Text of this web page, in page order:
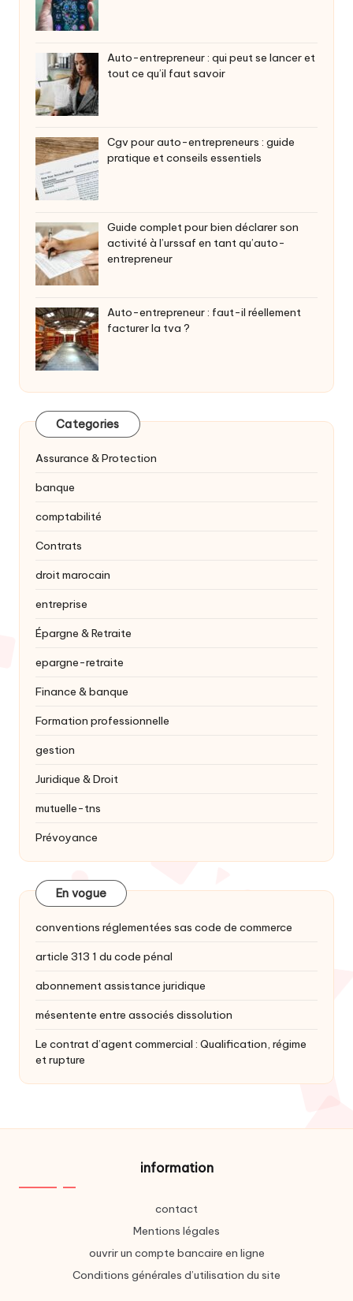
Auto-entrepreneur : qui peut se lancer et
tout ce qu’il faut savoir
Cgv pour auto-entrepreneurs : guide
pratique et conseils essentiels
Guide complet pour bien déclarer son
activité à l’urssaf en tant qu’auto-
entrepreneur
Auto-entrepreneur : faut-il réellement
facturer la tva ?
Categories
Assurance & Protection
banque
comptabilité
Contrats
droit marocain
entreprise
Épargne & Retraite
epargne-retraite
Finance & banque
Formation professionnelle
gestion
Juridique & Droit
mutuelle-tns
Prévoyance
En vogue
conventions réglementées sas code de commerce
article 313 1 du code pénal
abonnement assistance juridique
mésentente entre associés dissolution
Le contrat d’agent commercial : Qualification, régime
et rupture
information
contact
Mentions légales
ouvrir un compte bancaire en ligne
Conditions générales d’utilisation du site